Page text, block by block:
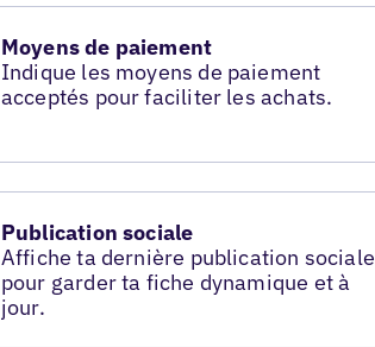
Moyens de paiement
Indique les moyens de paiement
acceptés pour faciliter les achats.
Publication sociale
Affiche ta dernière publication sociale
pour garder ta fiche dynamique et à
jour.